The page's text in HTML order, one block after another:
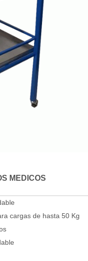
MEDICOS
cargas de hasta 50 Kg